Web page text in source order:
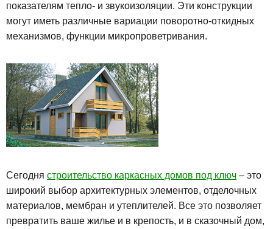
показателям тепло- и звукоизоляции. Эти конструкции
могут иметь различные вариации поворотно-откидных
механизмов, функции микропроветривания.
Сегодня строительство каркасных домов под ключ – это
широкий выбор архитектурных элементов, отделочных
материалов, мембран и утеплителей. Все это позволяет
превратить ваше жилье и в крепость, и в сказочный дом,